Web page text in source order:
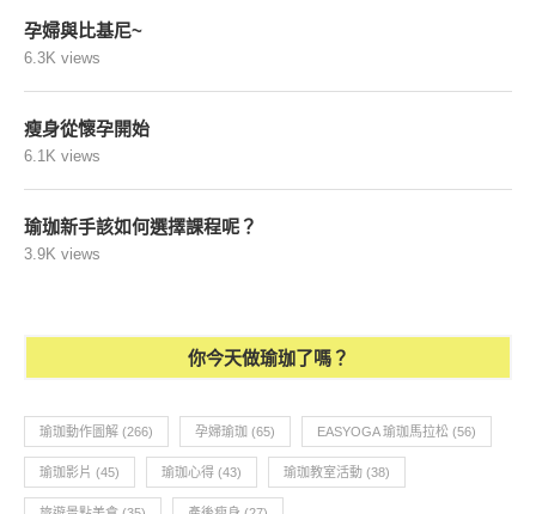
孕婦與比基尼~
6.3K views
瘦身從懷孕開始
6.1K views
瑜珈新手該如何選擇課程呢？
3.9K views
你今天做瑜珈了嗎？
瑜珈動作圖解 (266) 孕婦瑜珈 (65) EASYOGA 瑜珈馬拉松 (56)
瑜珈影片 (45) 瑜珈心得 (43) 瑜珈教室活動 (38)